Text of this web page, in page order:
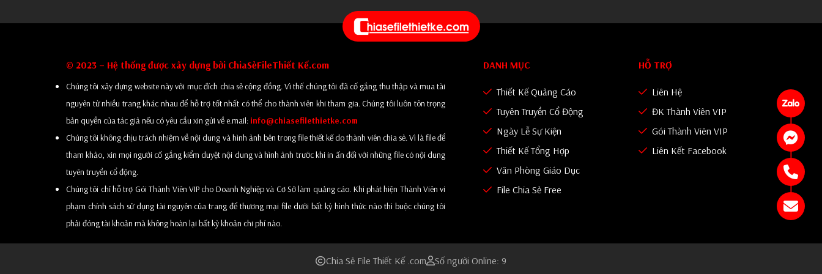
© 2023 – Hệ thống được xây dựng bởi ChiaSẻFileThiết Kế.com
Chúng tôi xây dựng website này với mục đích chia sẻ cộng đồng. Vì thế chúng tôi đã cố gắng thu thập và mua tài
nguyên từ nhiều trang khác nhau để hỗ trợ tốt nhất có thể cho thành viên khi tham gia. Chúng tôi luôn tôn trọng
bản quyền của tác giả nếu có yêu cầu xin gửi về e.mail: info@chiasefilethietke.com
Chúng tôi không chịu trách nhiệm về nội dung và hình ảnh bên trong file thiết kế do thành viên chia sẻ. Vì là file để
tham khảo, xin mọi người cố gắng kiểm duyệt nội dung và hình ảnh trước khi in ấn đối với những file có nội dung
tuyên truyền cổ động.
Chúng tôi chỉ hỗ trợ Gói Thành Viên VIP cho Doanh Nghiệp và Cơ Sở làm quảng cáo. Khi phát hiện Thành Viên vi
phạm chính sách sử dụng tài nguyên của trang để thương mại file dưới bất kỳ hình thức nào thì buộc chúng tôi
phải đóng tài khoản mà không hoàn lại bất kỳ khoản chi phí nào.
DANH MỤC
Thiết Kế Quảng Cáo
Tuyên Truyền Cổ Động
Ngày Lễ Sự Kiện
Thiết Kế Tổng Hợp
Văn Phòng Giáo Dục
File Chia Sẻ Free
HỖ TRỢ
Liên Hệ
ĐK Thành Viên VIP
Gói Thành Viên VIP
Liên Kết Facebook
Chia Sẻ File Thiết Kế .com Số người Online: 9